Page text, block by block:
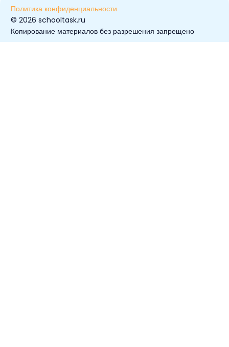
© ️2026 schooltask.ru
Копирование материалов без разрешения запрещено
Политика конфиденциальности